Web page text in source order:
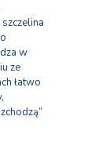
w
ze
łatwo